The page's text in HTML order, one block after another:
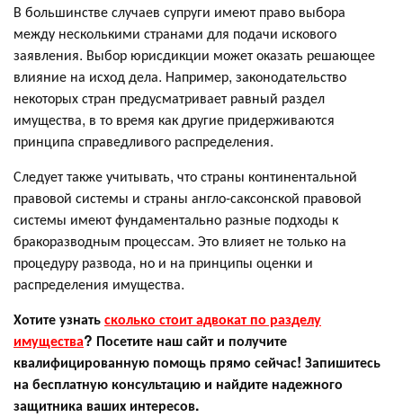
В большинстве случаев супруги имеют право выбора
между несколькими странами для подачи искового
заявления. Выбор юрисдикции может оказать решающее
влияние на исход дела. Например, законодательство
некоторых стран предусматривает равный раздел
имущества, в то время как другие придерживаются
принципа справедливого распределения.
Следует также учитывать, что страны континентальной
правовой системы и страны англо-саксонской правовой
системы имеют фундаментально разные подходы к
бракоразводным процессам. Это влияет не только на
процедуру развода, но и на принципы оценки и
распределения имущества.
Хотите узнатьсколько стоит адвокат по разделу
имущества? Посетите наш сайт и получите
квалифицированную помощь прямо сейчас! Запишитесь
на бесплатную консультацию и найдите надежного
защитника ваших интересов.